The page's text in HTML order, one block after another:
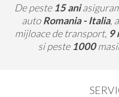
De peste 15 ani
auto Romania - Italia,
mijloace de transport, 9
si peste 1000